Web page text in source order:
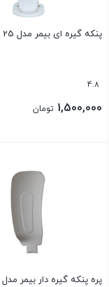
پنکه گیره ای بیمر مدل 25 وات
4.8
1,500,000 تومان
پره پنکه گیره دار بیمر مدل bi1000